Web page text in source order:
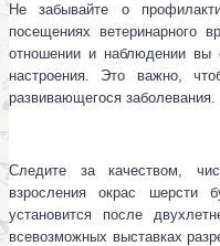
Не забывайте о
посещениях ветеринарного
отношении и наблюдении вы
настроения. Это важно,
развивающегося заболевания.
Следите за качеством,
взросления окрас шерсти
установится после
всевозможных выставках